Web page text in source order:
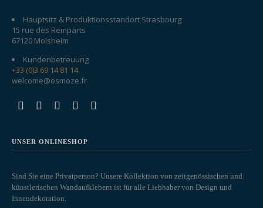
Hauptsitz & Produktionsstandort Strasbourg
15 rue des Remparts
67120 Molsheim
Kundenbetreuung
+33 (0)3 69 14 81 14
welcome@osmoze.fr
UNSER ONLINESHOP
Sind Sie eine Privatperson? Unsere Kollektion von zeitgenössischen und
künstlerischen Wandaufklebern ist für alle Liebhaber von Design und
Innendekoration.